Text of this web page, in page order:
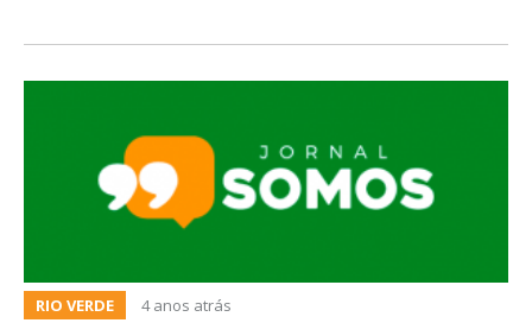
RIO VERDE 4 anos atrás